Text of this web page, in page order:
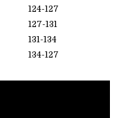
124-127
127-131
131-134
134-127